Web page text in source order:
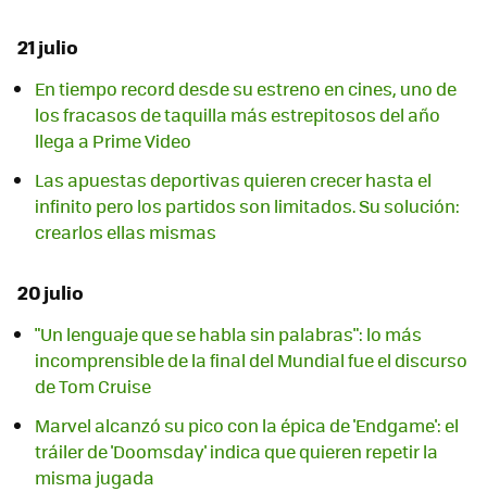
21 julio
En tiempo record desde su estreno en cines, uno de
los fracasos de taquilla más estrepitosos del año
llega a Prime Video
Las apuestas deportivas quieren crecer hasta el
infinito pero los partidos son limitados. Su solución:
crearlos ellas mismas
20 julio
"Un lenguaje que se habla sin palabras": lo más
incomprensible de la final del Mundial fue el discurso
de Tom Cruise
Marvel alcanzó su pico con la épica de 'Endgame': el
tráiler de 'Doomsday' indica que quieren repetir la
misma jugada